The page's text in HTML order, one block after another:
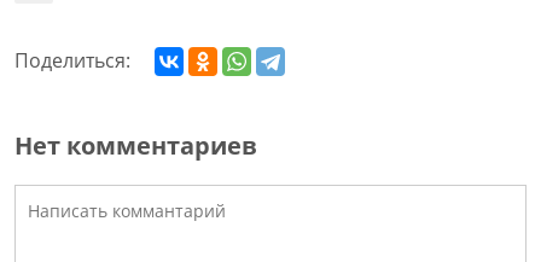
Поделиться:
Нет комментариев